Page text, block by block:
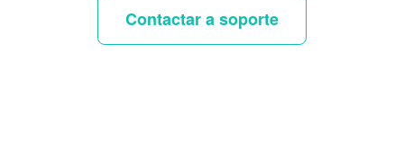
Contactar a soporte